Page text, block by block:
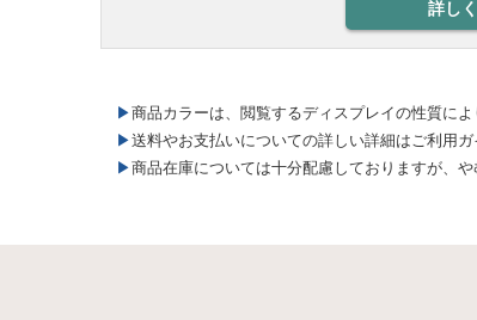
詳し
▶商品カラーは、閲覧するディスプレイの性質に
▶送料やお支払いについての詳しい詳細はご利用ガ
▶商品在庫については十分配慮しておりますが、